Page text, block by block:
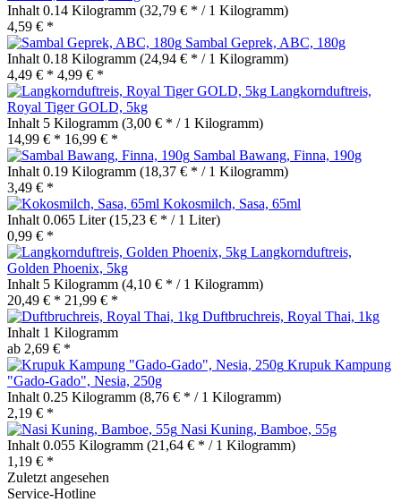
Inhalt 0.14 Kilogramm (32,79 € * / 1 Kilogramm)
4,59 € *
Sambal Geprek, ABC, 180g
Inhalt 0.18 Kilogramm (24,94 € * / 1 Kilogramm)
4,49 € * 4,99 € *
Langkornduftreis,
Royal Tiger GOLD, 5kg
Inhalt 5 Kilogramm (3,00 € * / 1 Kilogramm)
14,99 € * 16,99 € *
Sambal Bawang, Finna, 190g
Inhalt 0.19 Kilogramm (18,37 € * / 1 Kilogramm)
3,49 € *
Kokosmilch, Sasa, 65ml
Inhalt 0.065 Liter(15,23 € * / 1 Liter)
0,99 € *
Langkornduftreis,
Golden Phoenix, 5kg
Inhalt 5 Kilogramm (4,10 € * / 1 Kilogramm)
20,49 € * 21,99 € *
Duftbruchreis, Royal Thai, 1kg
Inhalt 1 Kilogramm
ab 2,69 € *
Krupuk Kampung
"Gado-Gado", Nesia, 250g
Inhalt 0.25 Kilogramm (8,76 € * / 1 Kilogramm)
2,19 € *
Nasi Kuning, Bamboe, 55g
Inhalt 0.055 Kilogramm (21,64 € * / 1 Kilogramm)
1,19 € *
Zuletzt angesehen
Service-Hotline